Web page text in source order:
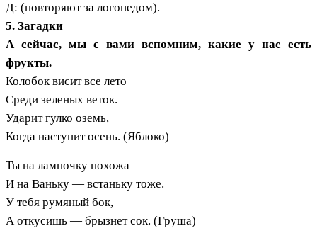
Д: (повторяют за логопедом).
5. Загадки
А сейчас, мы с вами вспомним, какие у нас есть
фрукты.
Колобок висит все лето
Среди зеленых веток.
Ударит гулко оземь,
Когда наступит осень. (Яблоко)
Ты на лампочку похожа
И на Ваньку — встаньку тоже.
У тебя румяный бок,
А откусишь — брызнет сок. (Груша)